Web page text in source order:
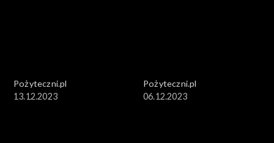
Pożyteczni.pl
13.12.2023
Pożyteczni.pl
06.12.2023